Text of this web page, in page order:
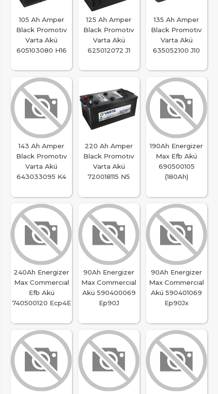
105 Ah Amper
Black Promotıv
Varta Akü
605103080 H16
125 Ah Amper
Black Promotıv
Varta Akü
625012072 J1
135 Ah Amper
Black Promotıv
Varta Akü
635052100 J10
143 Ah Amper
Black Promotıv
Varta Akü
643033095 K4
220 Ah Amper
Black Promotıv
Varta Akü
720018115 N5
190Ah Energizer
Max Efb Akü
690500105
(180Ah)
240Ah Energizer
Max Commercıal
Efb Akü
740500120 Ecp4E
90Ah Energizer
Max Commercıal
Akü 590400069
Ep90J
90Ah Energizer
Max Commercıal
Akü 590401069
Ep90Jx